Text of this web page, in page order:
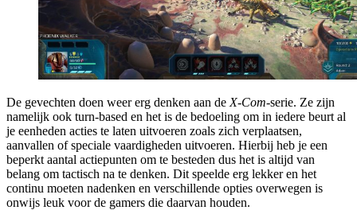
De gevechten doen weer erg denken aan de X-Com-serie. Ze zijn
namelijk ook turn-based en het is de bedoeling om in iedere beurt al
je eenheden acties te laten uitvoeren zoals zich verplaatsen,
aanvallen of speciale vaardigheden uitvoeren. Hierbij heb je een
beperkt aantal actiepunten om te besteden dus het is altijd van
belang om tactisch na te denken. Dit speelde erg lekker en het
continu moeten nadenken en verschillende opties overwegen is
onwijs leuk voor de gamers die daarvan houden.